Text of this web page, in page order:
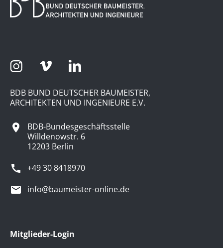
BDB BUND DEUTSCHER BAUMEISTER,
ARCHITEKTEN UND INGENIEURE E.V.
BDB-Bundesgeschäftsstelle
Willdenowstr. 6
12203 Berlin
+49 30 8418970
info@baumeister-online.de
Mitglieder-Login